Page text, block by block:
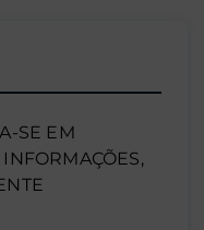
SE EM